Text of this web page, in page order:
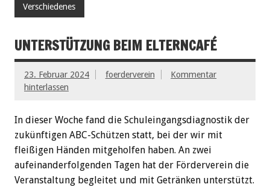
Verschiedenes
UNTERSTÜTZUNG BEIM ELTERNCAFÉ
23. Februar 2024 foerderverein
Kommentar
hinterlassen
In dieser Woche fand die Schuleingangsdiagnostik der
zukünftigen ABC-Schützen statt, bei der wir mit
fleißigen Händen mitgeholfen haben. An zwei
aufeinanderfolgenden Tagen hat der Förderverein die
Veranstaltung begleitet und mit Getränken unterstützt.